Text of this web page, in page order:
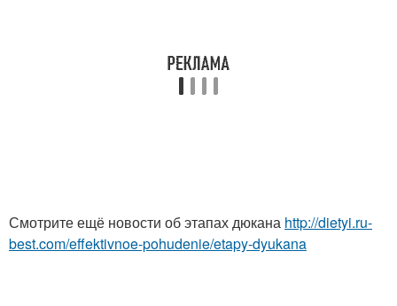
Смотрите ещё новости об этапах дюкана http://dietyi.ru-
best.com/effektivnoe-pohudenie/etapy-dyukana